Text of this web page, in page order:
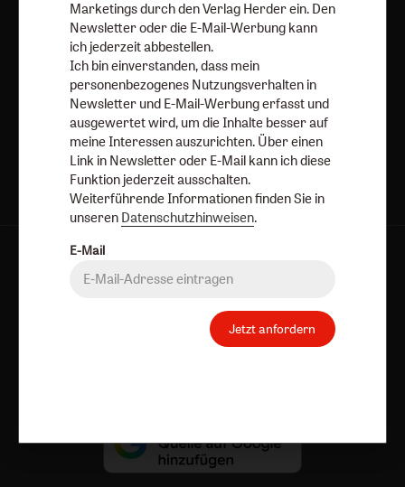
Jetzt anmelden
Barrierefreiheit
Impressum
Abo online kündigen
Marketings durch den Verlag Herder ein. Den
Newsletter oder die E-Mail-Werbung kann
ich jederzeit abbestellen.
Ich bin einverstanden, dass mein
personenbezogenes Nutzungsverhalten in
Newsletter und E-Mail-Werbung erfasst und
ausgewertet wird, um die Inhalte besser auf
meine Interessen auszurichten. Über einen
Link in Newsletter oder E-Mail kann ich diese
Funktion jederzeit ausschalten.
Weiterführende Informationen finden Sie in
unseren Datenschutzhinweisen.
E-Mail
Jetzt anfordern